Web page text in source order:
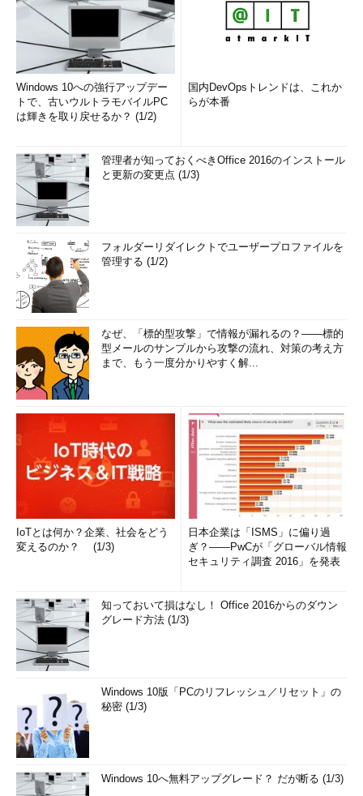
Windows 10への強行アップデー
トで、古いウルトラモバイルPC
は輝きを取り戻せるか？ (1/2)
国内DevOpsトレンドは、これか
らが本番
管理者が知っておくべきOffice 2016のインストール
と更新の変更点 (1/3)
フォルダーリダイレクトでユーザープロファイルを
管理する (1/2)
なぜ、「標的型攻撃」で情報が漏れるの？――標的
型メールのサンプルから攻撃の流れ、対策の考え方
まで、もう一度分かりやすく解...
IoTとは何か？企業、社会をどう
変えるのか？ (1/3)
日本企業は「ISMS」に偏り過
ぎ？――PwCが「グローバル情報
セキュリティ調査 2016」を発表
知っておいて損はなし！ Office 2016からのダウン
グレード方法 (1/3)
Windows 10版「PCのリフレッシュ／リセット」の
秘密 (1/3)
Windows 10へ無料アップグレード？ だが断る (1/3)